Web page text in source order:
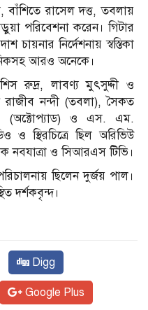
রাসেল দত্ত, তবলায়
পরিবেশনা করেন। গিটার
চায়নার নির্দেশনায় স্বস্তিকা
আরও অনেকে।
রুদ্র, লাবণ্য মুৎসুদ্দী ও
রাজীব নন্দী (তবলা), সৈকত
(অক্টোপ্যাড) ও এস. এম.
ও স্থিরচিত্রে ছিল অরিভিউ
নবযাত্রা ও সিআরএস টিভি।
ছিলেন দুর্জয় পাল।
দর্শকবৃন্দ।
Digg
Google Plus